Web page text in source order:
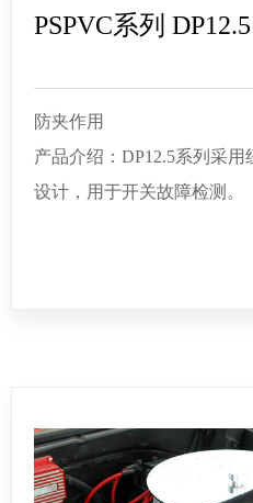
PSPVC系列 DP12.5
防夹作用
产品介绍：DP12.5系列采
设计，用于开关故障检测。